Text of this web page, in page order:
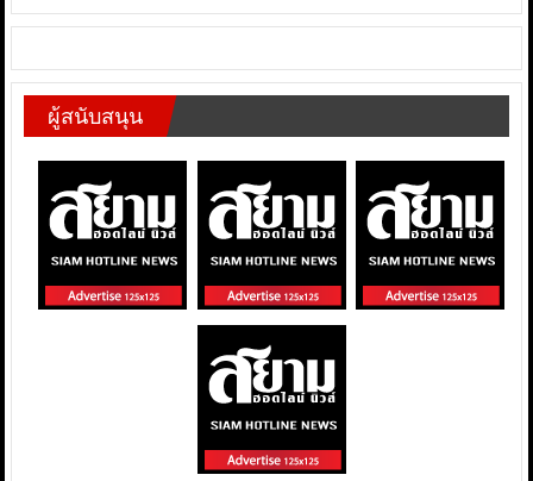
ผู้สนับสนุน